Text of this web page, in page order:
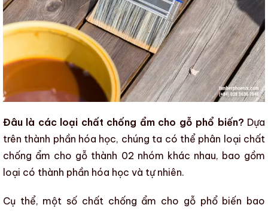
Đâu là các loại chất chống ẩm cho gỗ phổ biến? Dựa
trên thành phần hóa học, chúng ta có thể phân loại chất
chống ẩm cho gỗ thành 02 nhóm khác nhau, bao gồm
loại có thành phần hóa học và tự nhiên.
Cụ thể, một số chất chống ẩm cho gỗphổ biến bao